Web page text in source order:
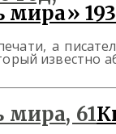
а
известно